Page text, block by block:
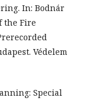
In: Bodnár
the Fire
Védelem
Special